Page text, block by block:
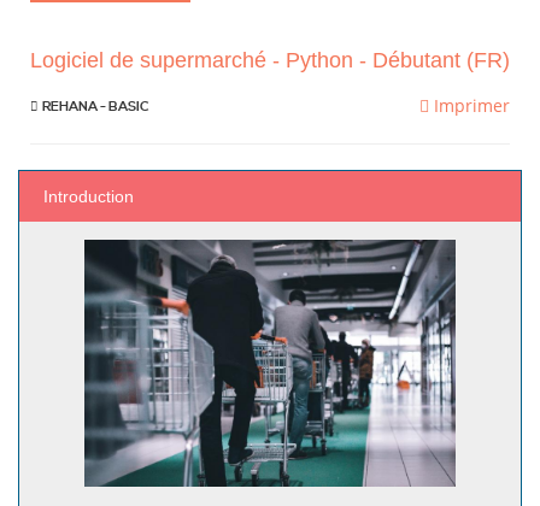
Logiciel de supermarché - Python - Débutant (FR)
Imprimer
REHANA - BASIC
Introduction